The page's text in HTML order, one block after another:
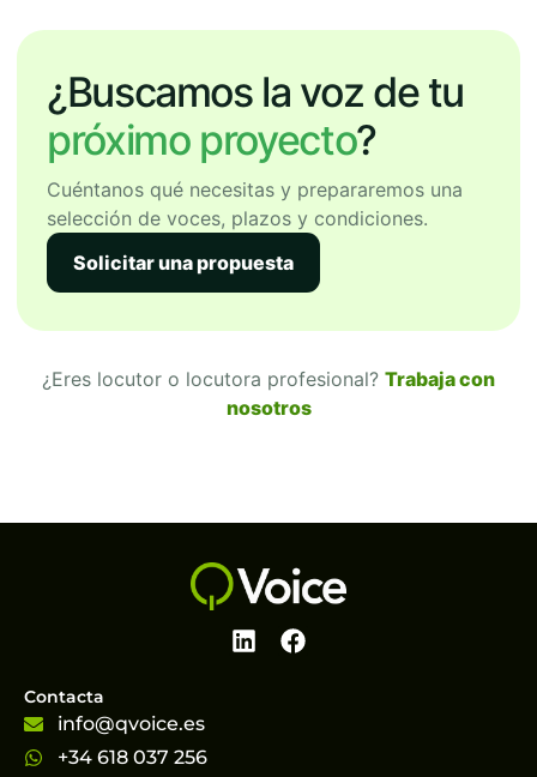
¿Buscamos la voz de tu
próximo proyecto?
Cuéntanos qué necesitas y prepararemos una
selección de voces, plazos y condiciones.
Solicitar una propuesta
¿Eres locutor o locutora profesional? Trabaja con
nosotros
Contacta
info@qvoice.es
+34 618 037 256